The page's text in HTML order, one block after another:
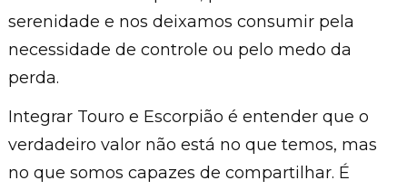
serenidade e nos deixamos consumir pela
necessidade de controle ou pelo medo da
perda.
Integrar Touro e Escorpião é entender que o
verdadeiro valor não está no que temos, mas
no que somos capazes de compartilhar. É